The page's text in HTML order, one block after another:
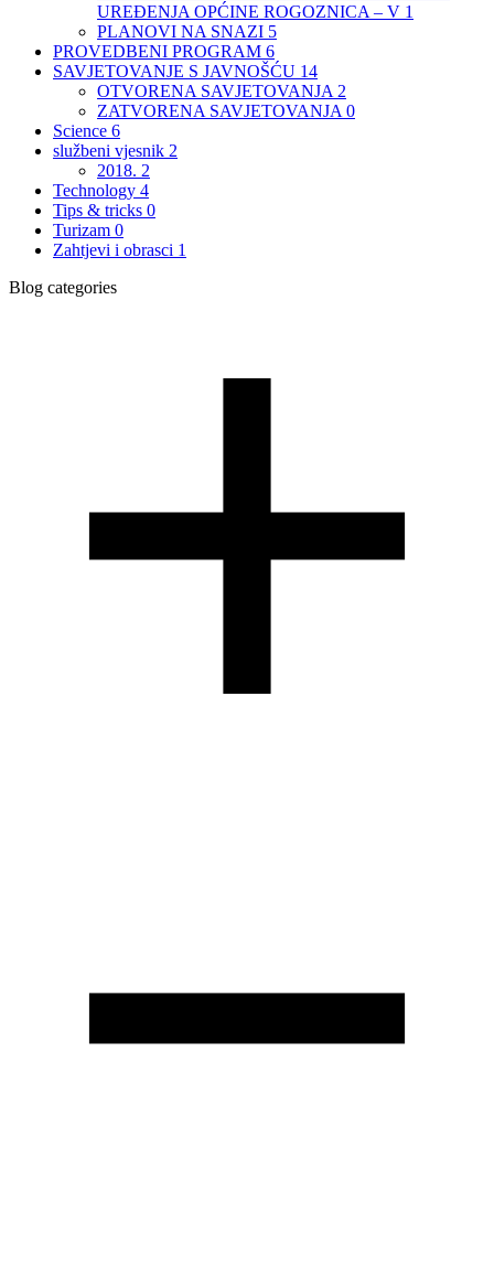
UREĐENJA OPĆINE ROGOZNICA – V 1
PLANOVI NA SNAZI 5
PROVEDBENI PROGRAM 6
SAVJETOVANJE S JAVNOŠĆU 14
OTVORENA SAVJETOVANJA 2
ZATVORENA SAVJETOVANJA 0
Science 6
službeni vjesnik 2
2018. 2
Technology 4
Tips & tricks 0
Turizam 0
Zahtjevi i obrasci 1
Blog categories